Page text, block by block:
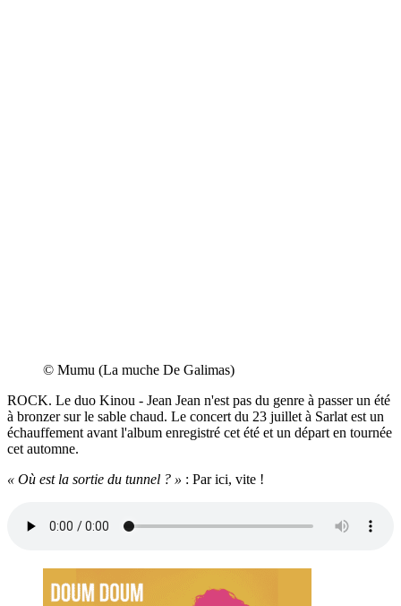
© Mumu (La muche De Galimas)
ROCK. Le duo Kinou - Jean Jean n'est pas du genre à passer un été
à bronzer sur le sable chaud. Le concert du 23 juillet à Sarlat est un
échauffement avant l'album enregistré cet été et un départ en tournée
cet automne.
« Où est la sortie du tunnel ? » : Par ici, vite !